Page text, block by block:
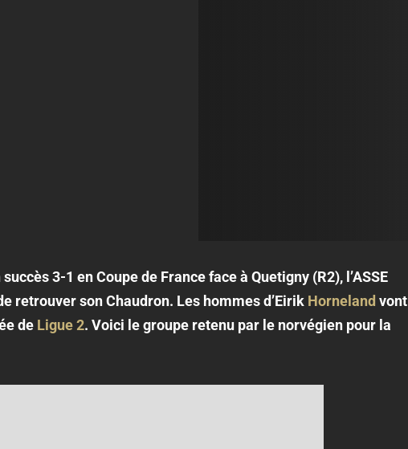
3-1 en Coupe de France face à Quetigny (R2), l’ASSE
retrouver son Chaudron. Les hommes d’Eirik Horneland vont
de Ligue 2. Voici le groupe retenu par le norvégien pour la